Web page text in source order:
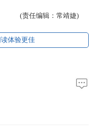
(责任编辑：常靖婕)
体验更佳